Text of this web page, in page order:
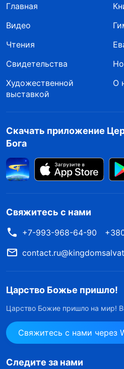
Главная
Видео
Чтения
Свидетельства
Художественной
выставкой
О
Скачать приложение
Бога
Свяжитесь с нами
+7-993-968-64-90
Царство Божье пришло!
Царство Божие пришло на мир!
Свяжитесь с нами через
Следите за нами